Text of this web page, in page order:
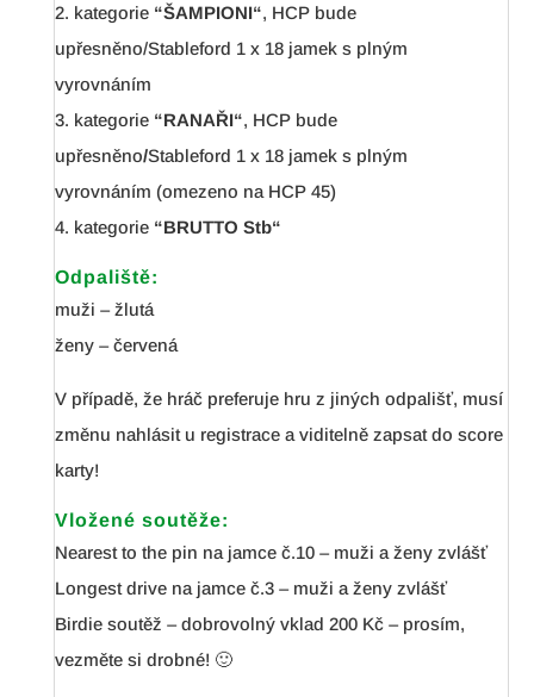
2. kategorie “ŠAMPIONI“, HCP bude
upřesněno/Stableford 1 x 18 jamek s plným
vyrovnáním
3. kategorie “RANAŘI“, HCP bude
upřesněno/Stableford 1 x 18 jamek s plným
vyrovnáním (omezeno na HCP 45)
4. kategorie “BRUTTO Stb“
Odpaliště:
muži – žlutá
ženy – červená
V případě, že hráč preferuje hru z jiných odpališť, musí
změnu nahlásit u registrace a viditelně zapsat do score
karty!
Vložené soutěže:
Nearest to the pin na jamce č.10 – muži a ženy zvlášť
Longest drive na jamce č.3 – muži a ženy zvlášť
Birdie soutěž – dobrovolný vklad 200 Kč – prosím,
vezměte si drobné! 🙂